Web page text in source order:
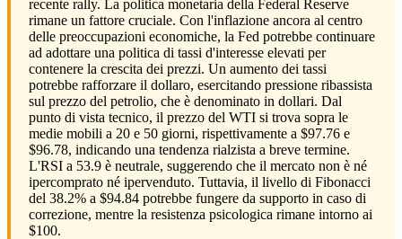
recente rally. La politica monetaria della Federal Reserve
rimane un fattore cruciale. Con l'inflazione ancora al centro
delle preoccupazioni economiche, la Fed potrebbe continuare
ad adottare una politica di tassi d'interesse elevati per
contenere la crescita dei prezzi. Un aumento dei tassi
potrebbe rafforzare il dollaro, esercitando pressione ribassista
sul prezzo del petrolio, che è denominato in dollari. Dal
punto di vista tecnico, il prezzo del WTI si trova sopra le
medie mobili a 20 e 50 giorni, rispettivamente a $97.76 e
$96.78, indicando una tendenza rialzista a breve termine.
L'RSI a 53.9 è neutrale, suggerendo che il mercato non è né
ipercomprato né ipervenduto. Tuttavia, il livello di Fibonacci
del 38.2% a $94.84 potrebbe fungere da supporto in caso di
correzione, mentre la resistenza psicologica rimane intorno ai
$100.